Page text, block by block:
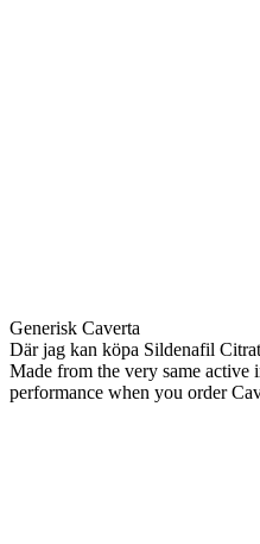
Generisk Caverta
Där jag kan köpa Sildenafil
Made from the very same active
performance when you order